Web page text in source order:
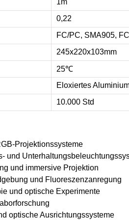
1m
0,22
FC/PC, SMA905,
245x220x103mm
25℃
Eloxiertes
10.000 Std
Projektionssysteme
und
und immersive Projektion
und Fluoreszenzanregung
und optische Experimente
optische Ausrichtungssysteme